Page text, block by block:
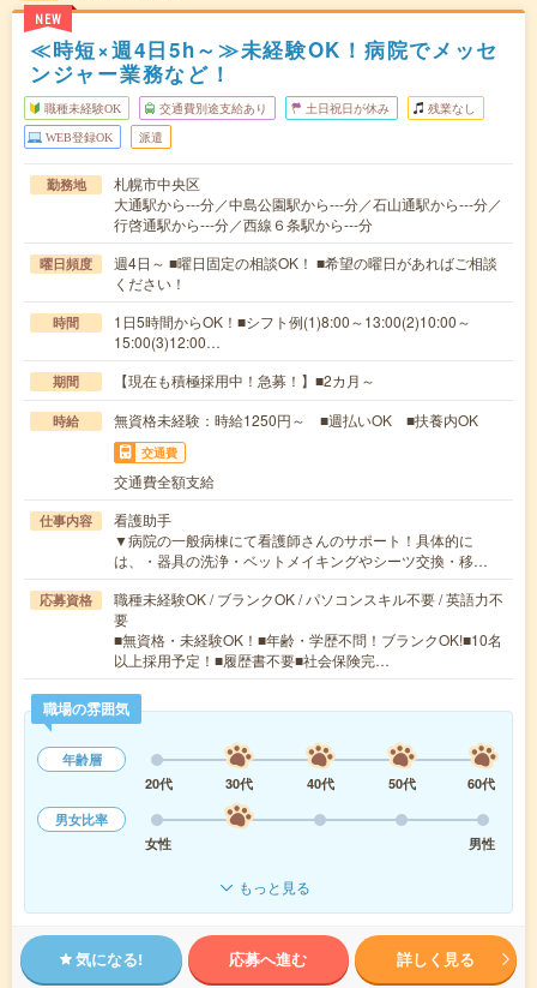
NEW
≪時短×週4日5h～≫未経験OK！病院でメッセ
ンジャー業務など！
職種未経験OK 交通費別途支給あり 土日祝日が休み 残業なし
WEB登録OK 派遣
勤務地
札幌市中央区
大通駅から---分／中島公園駅から---分／石山通駅から---分／
行啓通駅から---分／西線６条駅から---分
曜日頻度
週4日～ ■曜日固定の相談OK！ ■希望の曜日があればご相談
ください！
時間
1日5時間からOK！■シフト例(1)8:00～13:00(2)10:00～
15:00(3)12:00…
期間 【現在も積極採用中！急募！】■2カ月～
時給 無資格未経験：時給1250円～ ■週払いOK ■扶養内OK
交通費
交通費全額支給
仕事内容
看護助手
▼病院の一般病棟にて看護師さんのサポート！具体的に
は、・器具の洗浄・ベットメイキングやシーツ交換・移…
応募資格
職種未経験OK / ブランクOK / パソコンスキル不要 / 英語力不
要
■無資格・未経験OK！■年齢・学歴不問！ブランクOK!■10名
以上採用予定！■履歴書不要■社会保険完…
職場の雰囲気
年齢層
20代
30代 40代 50代
60代
男女比率
女性
男性
もっと見る
気になる! 応募へ進む 詳しく見る